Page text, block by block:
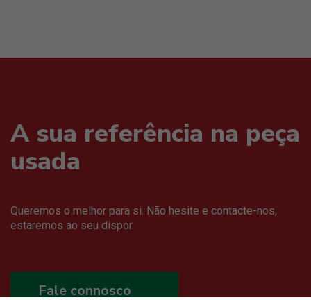
A sua referência na peça
usada
Queremos o melhor para si. Não hesite e contacte-nos,
estaremos ao seu dispor.
Fale connosco